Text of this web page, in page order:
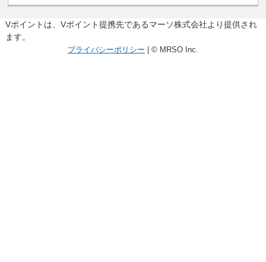
Vポイントは、Vポイント提携先であるマーソ株式会社より提供され
ます。
プライバシーポリシー | © MRSO Inc.